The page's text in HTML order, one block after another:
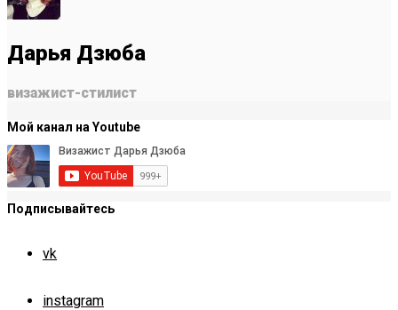
Дарья Дзюба
визажист-стилист
Мой канал на Youtube
Подписывайтесь
vk
instagram